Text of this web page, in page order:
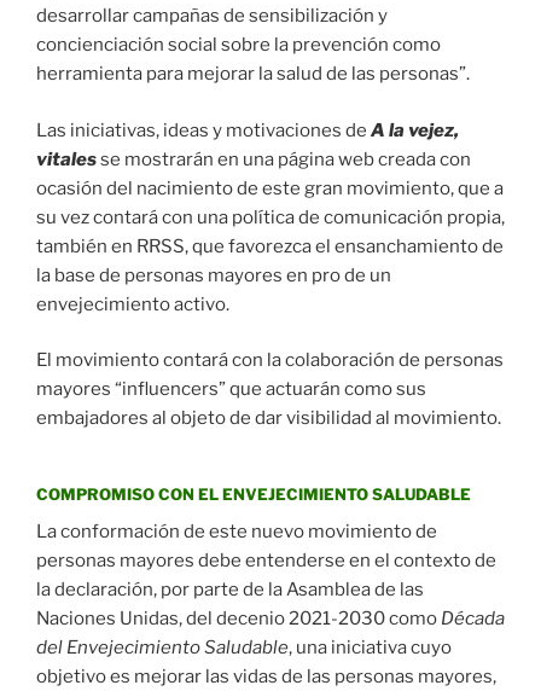
desarrollar campañas de sensibilización y
concienciación social sobre la prevención como
herramienta para mejorar la salud de las personas”.
Las iniciativas, ideas y motivaciones de A la vejez,
vitalesse mostrarán en una página web creada con
ocasión del nacimiento de este gran movimiento, que a
su vez contará con una política de comunicación propia,
también en RRSS, que favorezca el ensanchamiento de
la base de personas mayores en pro de un
envejecimiento activo.
El movimiento contará con la colaboración de personas
mayores “influencers” que actuarán como sus
embajadores al objeto de dar visibilidad al movimiento.
COMPROMISO CON EL ENVEJECIMIENTO SALUDABLE
La conformación de este nuevo movimiento de
personas mayores debe entenderse en el contexto de
la declaración, por parte de la Asamblea de las
Naciones Unidas, del decenio 2021-2030 como Década
del Envejecimiento Saludable, una iniciativa cuyo
objetivo es mejorar las vidas de las personas mayores,